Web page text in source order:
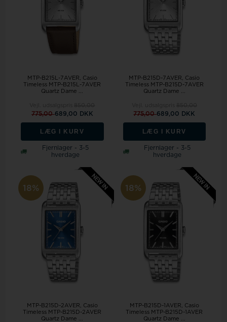
MTP-B215L-7AVER, Casio
Timeless MTP-B215L-7AVER
Quartz Dame ...
775,00689,00 DKK
LÆG I KURV
Fjernlager - 3-5
hverdage
MTP-B215D-7AVER, Casio
Timeless MTP-B215D-7AVER
Quartz Dame ...
775,00689,00 DKK
LÆG I KURV
Fjernlager - 3-5
hverdage
18%
MTP-B215D-2AVER, Casio
Timeless MTP-B215D-2AVER
Quartz Dame ...
18%
MTP-B215D-1AVER, Casio
Timeless MTP-B215D-1AVER
Quartz Dame ...